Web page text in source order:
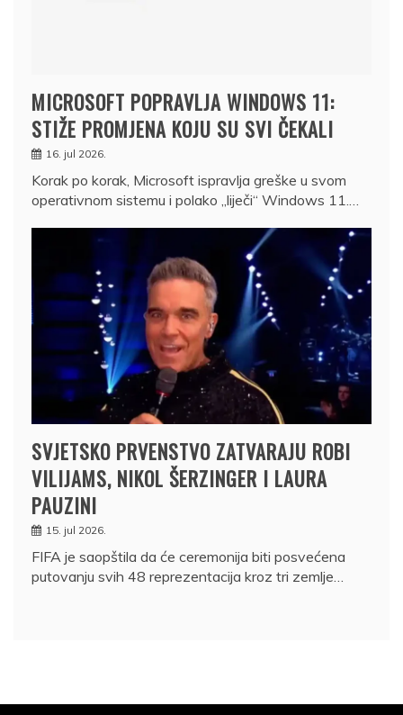
MICROSOFT POPRAVLJA WINDOWS 11:
STIŽE PROMJENA KOJU SU SVI ČEKALI
16. jul 2026.
Korak po korak, Microsoft ispravlja greške u svom
operativnom sistemu i polako „liječi“ Windows 11.…
SVJETSKO PRVENSTVO ZATVARAJU ROBI
VILIJAMS, NIKOL ŠERZINGER I LAURA
PAUZINI
15. jul 2026.
FIFA je saopštila da će ceremonija biti posvećena
putovanju svih 48 reprezentacija kroz tri zemlje…